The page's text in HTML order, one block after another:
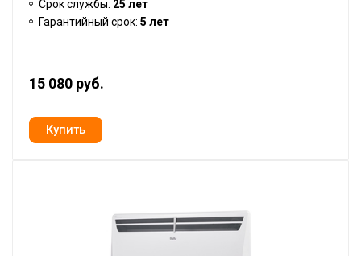
Срок службы: 25 лет
Гарантийный срок: 5 лет
15 080 руб.